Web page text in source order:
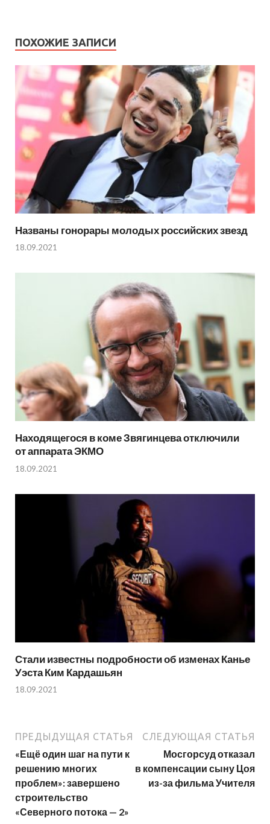
ПОХОЖИЕ ЗАПИСИ
Названы гонорары молодых российских звезд
18.09.2021
Находящегося в коме Звягинцева отключили
от аппарата ЭКМО
18.09.2021
Стали известны подробности об изменах Канье
Уэста Ким Кардашьян
18.09.2021
ПРЕДЫДУЩАЯ СТАТЬЯ
«Ещё один шаг на пути к
решению многих
проблем»: завершено
строительство
«Северного потока — 2»
СЛЕДУЮЩАЯ СТАТЬЯ
Мосгорсуд отказал
в компенсации сыну Цоя
из-за фильма Учителя